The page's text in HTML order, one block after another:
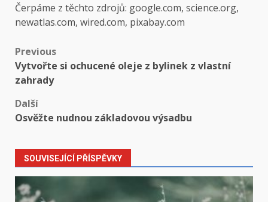
Čerpáme z těchto zdrojů: google.com, science.org,
newatlas.com, wired.com, pixabay.com
Post
navigation
Previous
Vytvořte si ochucené oleje z bylinek z vlastní
zahrady
Další
Osvěžte nudnou základovou výsadbu
SOUVISEJÍCÍ PŘÍSPĚVKY